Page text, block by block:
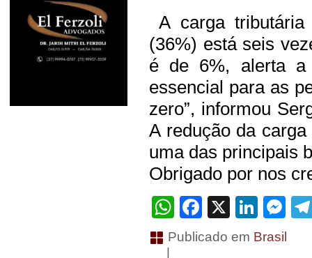
A carga
(36%) está seis
é de 6%, alerta a
essencial para as
zero”, informou
A redução da
uma das principais
Obrigado por nos
WhatsApp
Facebook
X
Publicado em Brasil